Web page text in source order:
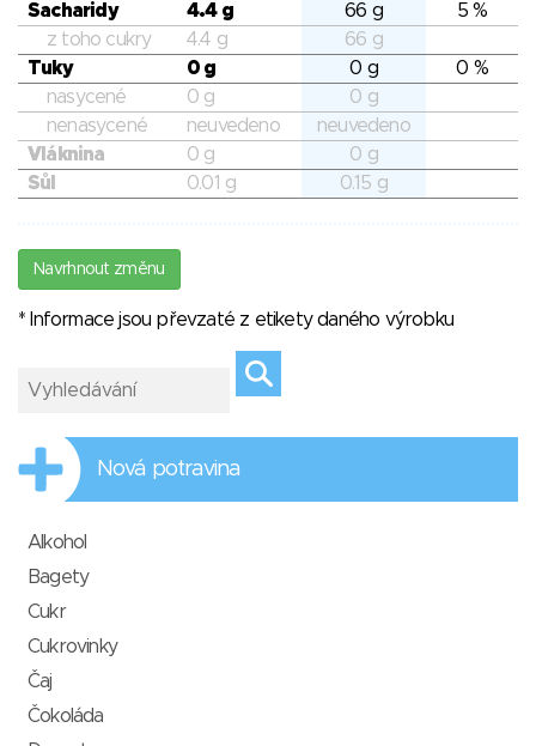
Sacharidy
4.4 g 66 g
5 %
z toho cukry
4.4 g
66 g
Tuky
0 g 0 g
0 %
nasycené
0 g
0 g
nenasycené
neuvedeno
neuvedeno
Vláknina
0 g
0 g
Sůl
0.01 g 0.15 g
Navrhnout změnu
* Informace jsou převzaté z etikety daného výrobku
Nová potravina
Alkohol
Bagety
Cukr
Cukrovinky
Čaj
Čokoláda